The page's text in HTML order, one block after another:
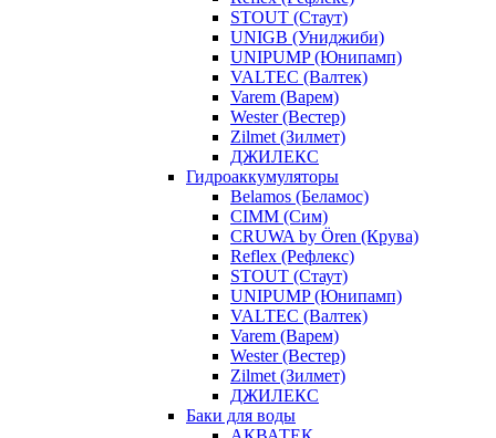
STOUT (Стаут)
UNIGB (Униджиби)
UNIPUMP (Юнипамп)
VALTEC (Валтек)
Varem (Варем)
Wester (Вестер)
Zilmet (Зилмет)
ДЖИЛЕКС
Гидроаккумуляторы
Belamos (Беламос)
CIMM (Сим)
CRUWA by Ören (Крува)
Reflex (Рефлекс)
STOUT (Стаут)
UNIPUMP (Юнипамп)
VALTEC (Валтек)
Varem (Варем)
Wester (Вестер)
Zilmet (Зилмет)
ДЖИЛЕКС
Баки для воды